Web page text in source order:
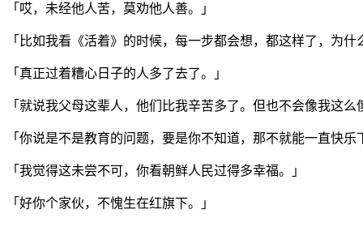
「哎，未经他人苦，莫劝他人善。」
「比如我看《活着》的时候，每一步都会想，都这样了，为什
「真正过着糟心日子的人多了去了。」
「就说我父母这辈人，他们比我辛苦多了。但也不会像我这么
「你说是不是教育的问题，要是你不知道，那不就能一直快乐
「我觉得这未尝不可，你看朝鲜人民过得多幸福。」
「好你个家伙，不愧生在红旗下。」